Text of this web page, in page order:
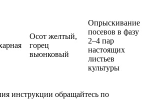
Осот желтый,
горец
вьюнковый
Опрыскивание
посевов в фазу
2–4 пар
настоящих
листьев
культуры
инструкции обращайтесь по